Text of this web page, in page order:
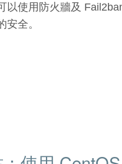
以使用防火牆及
安全。